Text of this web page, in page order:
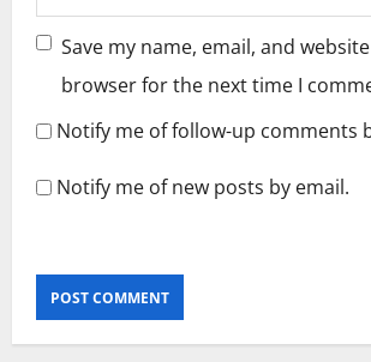
Save my name, email, and
browser for the next time I
Notify me of follow-up comments
Notify me of new posts by email.